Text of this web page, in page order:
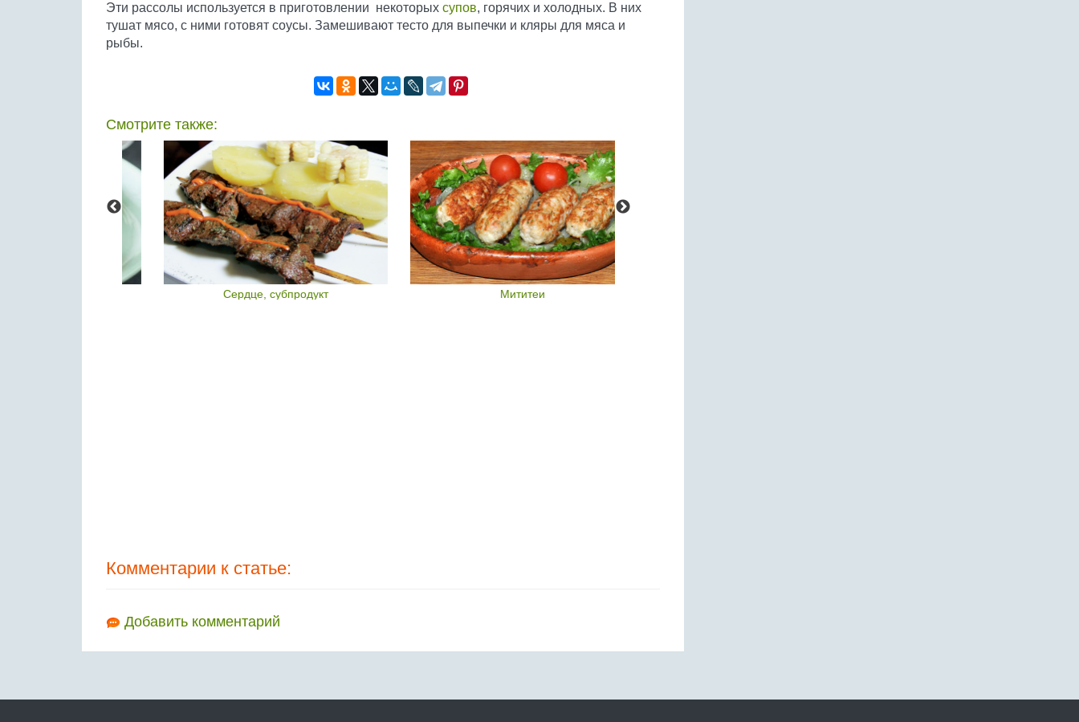
Эти рассолы используется в приготовлении некоторых супов, горячих и холодных. В них
тушат мясо, с ними готовят соусы. Замешивают тесто для выпечки и кляры для мяса и
рыбы.
Смотрите также:
Сердце, субпродукт Мититеи
Комментарии к статье:
Добавить комментарий